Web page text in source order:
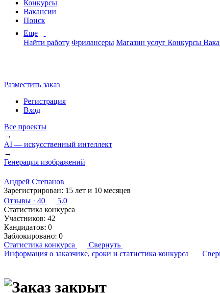
Конкурсы
Вакансии
Поиск
Еще
Найти работу Фрилансеры Магазин услуг Конкурсы
Разместить заказ
Регистрация
Вход
Все проекты
→
AI — искусственный интеллект
→
Генерация изображений
Андрей Степанов
Зарегистрирован: 15 лет и 10 месяцев
Отзывы · 40
5.0
Статистика конкурса
Участников: 42
Кандидатов: 0
Заблокировано: 0
Статистика конкурса
Свернуть
Информация о заказчике, сроки и статистика конкурса